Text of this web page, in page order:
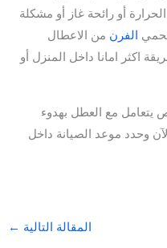
أو رائحة غاز أو مشكلة
الفرن من الاعطال
اكثر امانا داخل المنزل أو
مع العطل بهدوء
وحدد موعد الصيانة داخل
المقالة التالية ←